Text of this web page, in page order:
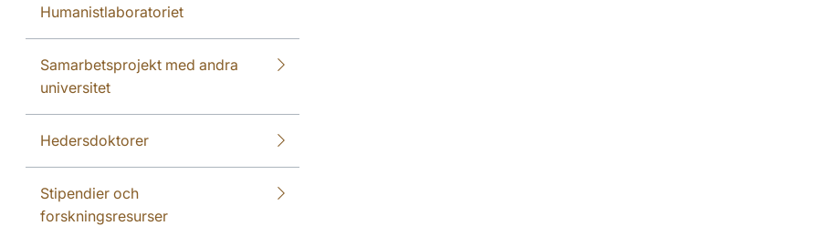
Humanistlaboratoriet
Samarbetsprojekt med andra
universitet
Hedersdoktorer
Stipendier och
forskningsresurser